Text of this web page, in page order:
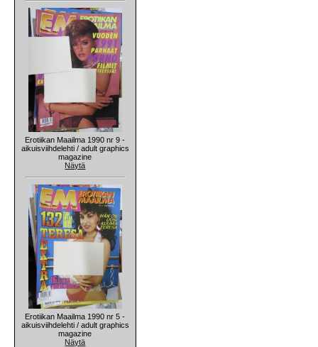
Erotiikan Maailma 1990 nr 9 -
aikuisviihdelehti / adult graphics
magazine
Näytä
Erotiikan Maailma 1990 nr 5 -
aikuisviihdelehti / adult graphics
magazine
Näytä